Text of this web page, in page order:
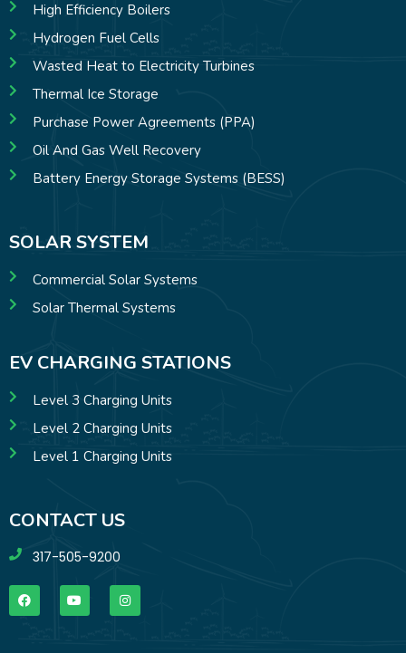
High Efficiency Boilers
Hydrogen Fuel Cells
Wasted Heat to Electricity Turbines
Thermal Ice Storage
Purchase Power Agreements (PPA)
Oil And Gas Well Recovery
Battery Energy Storage Systems (BESS)
SOLAR SYSTEM
Commercial Solar Systems
Solar Thermal Systems
EV CHARGING STATIONS
Level 3 Charging Units
Level 2 Charging Units
Level 1 Charging Units
CONTACT US
317-505-9200